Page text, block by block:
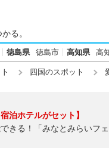
る。
徳島県 徳島市 高知県 高
四国のスポット
泊ホテルがセット】
きる！「みなとみらいフ